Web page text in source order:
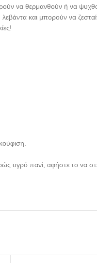
να θερμανθούν ή να
και μπορούν να
υγρό πανί, αφήστε το να